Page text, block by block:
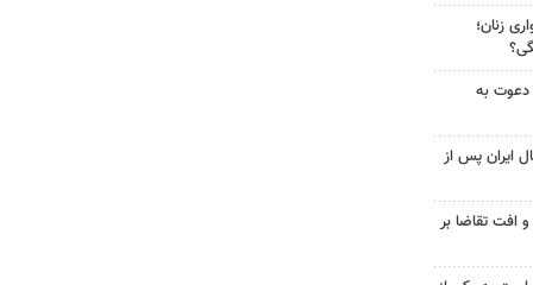
زنان؛
دعوت به
ایران پس از
افت تقاضا بر